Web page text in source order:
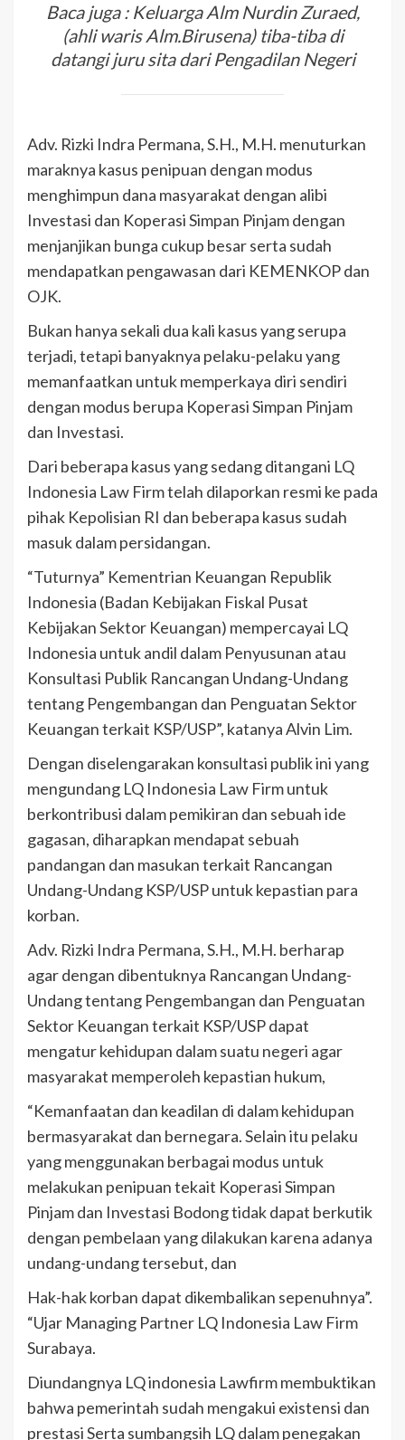
Baca juga : Keluarga Alm Nurdin Zuraed,
(ahli waris Alm.Birusena) tiba-tiba di
datangi juru sita dari Pengadilan Negeri
Adv. Rizki Indra Permana, S.H., M.H. menuturkan
maraknya kasus penipuan dengan modus
menghimpun dana masyarakat dengan alibi
Investasi dan Koperasi Simpan Pinjam dengan
menjanjikan bunga cukup besar serta sudah
mendapatkan pengawasan dari KEMENKOP dan
OJK.
Bukan hanya sekali dua kali kasus yang serupa
terjadi, tetapi banyaknya pelaku-pelaku yang
memanfaatkan untuk memperkaya diri sendiri
dengan modus berupa Koperasi Simpan Pinjam
dan Investasi.
Dari beberapa kasus yang sedang ditangani LQ
Indonesia Law Firm telah dilaporkan resmi ke pada
pihak Kepolisian RI dan beberapa kasus sudah
masuk dalam persidangan.
“Tuturnya” Kementrian Keuangan Republik
Indonesia (Badan Kebijakan Fiskal Pusat
Kebijakan Sektor Keuangan) mempercayai LQ
Indonesia untuk andil dalam Penyusunan atau
Konsultasi Publik Rancangan Undang-Undang
tentang Pengembangan dan Penguatan Sektor
Keuangan terkait KSP/USP”, katanya Alvin Lim.
Dengan diselengarakan konsultasi publik ini yang
mengundang LQ Indonesia Law Firm untuk
berkontribusi dalam pemikiran dan sebuah ide
gagasan, diharapkan mendapat sebuah
pandangan dan masukan terkait Rancangan
Undang-Undang KSP/USP untuk kepastian para
korban.
Adv. Rizki Indra Permana, S.H., M.H. berharap
agar dengan dibentuknya Rancangan Undang-
Undang tentang Pengembangan dan Penguatan
Sektor Keuangan terkait KSP/USP dapat
mengatur kehidupan dalam suatu negeri agar
masyarakat memperoleh kepastian hukum,
“Kemanfaatan dan keadilan di dalam kehidupan
bermasyarakat dan bernegara. Selain itu pelaku
yang menggunakan berbagai modus untuk
melakukan penipuan tekait Koperasi Simpan
Pinjam dan Investasi Bodong tidak dapat berkutik
dengan pembelaan yang dilakukan karena adanya
undang-undang tersebut, dan
Hak-hak korban dapat dikembalikan sepenuhnya”.
“Ujar Managing Partner LQ Indonesia Law Firm
Surabaya.
Diundangnya LQ indonesia Lawfirm membuktikan
bahwa pemerintah sudah mengakui existensi dan
prestasi Serta sumbangsih LQ dalam penegakan